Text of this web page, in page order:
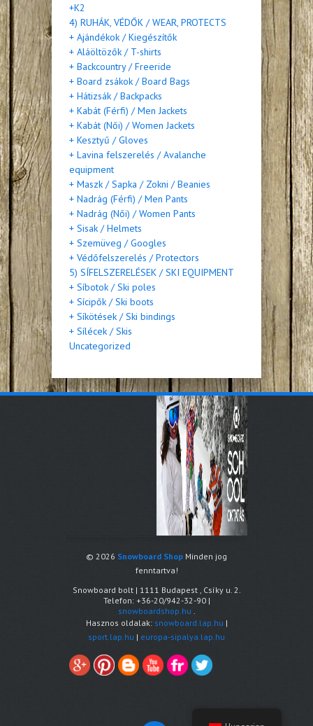
+K2
4) RUHÁK, VÉDŐK / WEAR, PROTECTS
+ Ajándékok / Kiegészítők
+ Aláöltözők / T-shirts
+ Backcountry / Freeride
+ Board zsákok / Board Bags
+ Hátizsák / Backpacks
+ Kabát (Férfi) / Men Jackets
+ Kabát (Női) / Women Jackets
+ Kesztyű / Gloves
+ Lavina felszerelés / Avalanche
equipment
+ Maszk / Sapka / Zokni / Beanies
+ Nadrág (Férfi) / Men Pants
+ Nadrág (Női) / Women Pants
+ Sisak / Helmets
+ Szemüveg / Googles
+ Védőfelszerelés / Protectors
5) SÍFELSZERELÉSEK / SKI EQUIPMENT
+ Síbotok / Ski poles
+ Sícipők / Ski boots
+ Síkötések / Ski bindings
+ Sílécek / Skis
Uncategorized
© 2026 Snowboard Shop Minden jog
fenntartva!
Snowboard bolt | 1111 Budapest Csíky u. 2.
Telefon: +36-20/942-32-90|
snowboardshop.hu
Hasznos oldalak: snowboard.lap.hu |
sport.lap.hu | europa-sipalya.lap.hu